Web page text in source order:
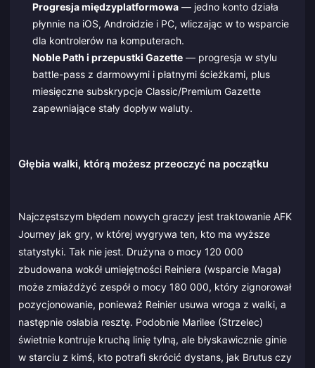
Progresja międzyplatformowa— jedno konto działa
płynnie na iOS, Androidzie i PC, wliczając w to wsparcie
dla kontrolerów na komputerach.
Noble Path i przepustki Gazette— progresja w stylu
battle-pass z darmowymi i płatnymi ścieżkami, plus
miesięczne subskrypcje Classic/Premium Gazette
zapewniające stały dopływ waluty.
Głębia walki, którą możesz przeoczyć na początku
Najczęstszym błędem nowych graczy jest traktowanie AFK
Journey jak gry, w której wygrywa ten, kto ma wyższe
statystyki. Tak nie jest. Drużyna o mocy 120 000
zbudowana wokół umiejętności Reiniera (wsparcie Maga)
może zmiażdżyć zespół o mocy 180 000, który zignorował
pozycjonowanie, ponieważ Reinier usuwa wroga z walki, a
następnie osłabia resztę. Podobnie Marilee (Strzelec)
świetnie kontruje kruchą linię tylną, ale błyskawicznie ginie
w starciu z kimś, kto potrafi skrócić dystans, jak Brutus czy